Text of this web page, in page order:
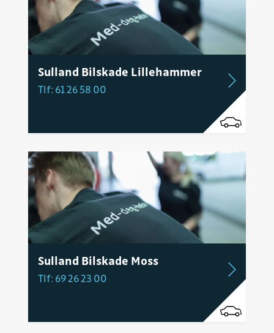
Sulland Bilskade Lillehammer
Tlf: 61 26 58 00
Sulland Bilskade Moss
Tlf: 69 26 23 00